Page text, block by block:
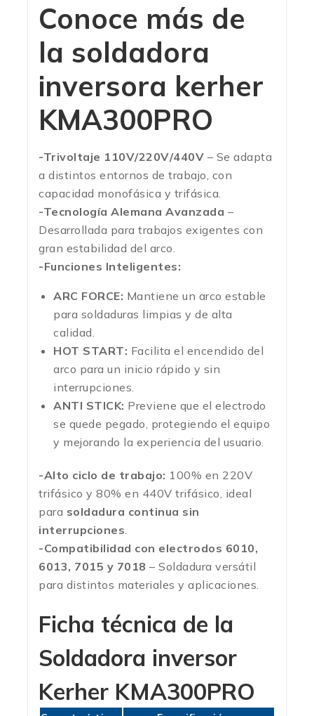
Conoce más de
la soldadora
inversora kerher
KMA300PRO
-Trivoltaje 110V/220V/440V – Se adapta
a distintos entornos de trabajo, con
capacidad monofásica y trifásica.
-Tecnología Alemana Avanzada –
Desarrollada para trabajos exigentes con
gran estabilidad del arco.
-Funciones Inteligentes:
ARC FORCE: Mantiene un arco estable
para soldaduras limpias y de alta
calidad.
HOT START: Facilita el encendido del
arco para un inicio rápido y sin
interrupciones.
ANTI STICK: Previene que el electrodo
se quede pegado, protegiendo el equipo
y mejorando la experiencia del usuario.
-Alto ciclo de trabajo: 100% en 220V
trifásico y 80% en 440V trifásico, ideal
para soldadura continua sin
interrupciones.
-Compatibilidad con electrodos 6010,
6013, 7015 y 7018 – Soldadura versátil
para distintos materiales y aplicaciones.
Ficha técnica de la
Soldadora inversor
Kerher KMA300PRO